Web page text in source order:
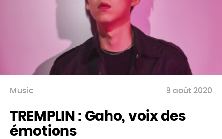
Music
TREMPLIN : Gaho, voix des
émotions
8 août 2020